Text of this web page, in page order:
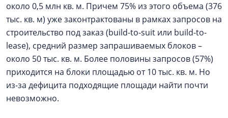
около 0,5 млн кв. м. Причем 75% из этого объема (376
тыс. кв. м) уже законтрактованы в рамках запросов на
строительство под заказ (build-to-suit или build-to-
lease), средний размер запрашиваемых блоков –
около 50 тыс. кв. м. Более половины запросов (57%)
приходится на блоки площадью от 10 тыс. кв. м. Но
из-за дефицита подходящие площади найти почти
невозможно.